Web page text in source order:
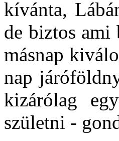
kívánta,
de biztos ami
másnap
nap
kizárólag
születni -